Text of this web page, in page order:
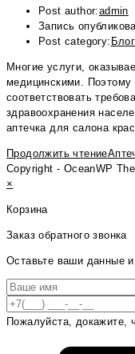
Post author:admin
Запись
Post category: Блог
Многие услуги,
медицинскими. Поэтому
соответствовать
здравоохранения
аптечка для салона
Продолжить чтение
Copyright - OceanWP
×
Корзина
Заказ обратного звонка
Оставьте ваши данные
Пожалуйста, докажите,